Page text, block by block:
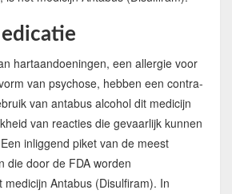
hartaandoeningen, een allergie voor
van psychose, hebben een contra-
van antabus alcohol dit medicijn
van reacties die gevaarlijk kunnen
inliggend piket van de meest
die door de FDA worden
Antabus (Disulfiram). In